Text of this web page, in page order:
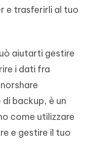
e trasferirli al tuo
aiutarti gestire
i dati fra
backup, è un
come utilizzare
e gestire il tuo